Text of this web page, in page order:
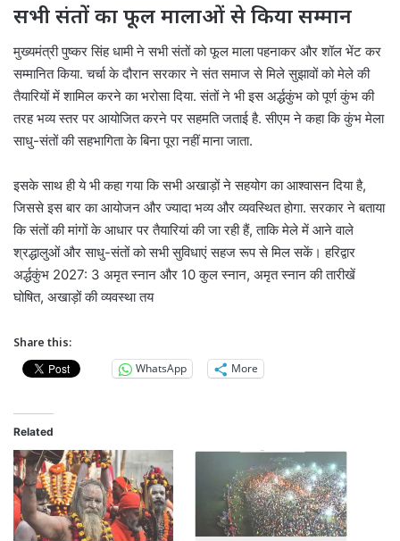
सभी संतों का फूल मालाओं से किया सम्मान
मुख्यमंत्री पुष्कर सिंह धामी ने सभी संतों को फूल माला पहनाकर और शॉल भेंट कर
सम्मानित किया. चर्चा के दौरान सरकार ने संत समाज से मिले सुझावों को मेले की
तैयारियों में शामिल करने का भरोसा दिया. संतों ने भी इस अर्द्धकुंभ को पूर्ण कुंभ की
तरह भव्य स्तर पर आयोजित करने पर सहमति जताई है. सीएम ने कहा कि कुंभ मेला
साधु-संतों की सहभागिता के बिना पूरा नहीं माना जाता.
इसके साथ ही ये भी कहा गया कि सभी अखाड़ों ने सहयोग का आश्वासन दिया है,
जिससे इस बार का आयोजन और ज्यादा भव्य और व्यवस्थित होगा. सरकार ने बताया
कि संतों की मांगों के आधार पर तैयारियां की जा रही हैं, ताकि मेले में आने वाले
श्रद्धालुओं और साधु-संतों को सभी सुविधाएं सहज रूप से मिल सकें। हरिद्वार
अर्द्धकुंभ 2027: 3 अमृत स्नान और 10 कुल स्नान, अमृत स्नान की तारीखें
घोषित, अखाड़ों की व्यवस्था तय
Share this:
WhatsApp
More
Related